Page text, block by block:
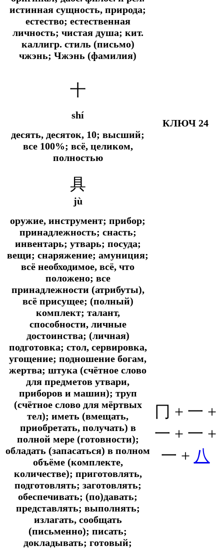
истинная сущность, природа;
естество; естественная
личность; чистая душа; кит.
каллигр. стиль (письмо)
чжэнь; Чжэнь (фамилия)
十
shí
десять, десяток, 10; высший;
все 100%; всё, целиком,
полностью
КЛЮЧ 24
具
jù
оружие, инструмент; прибор;
принадлежность; снасть;
инвентарь; утварь; посуда;
вещи; снаряжение; амуниция;
всё необходимое, всё, что
положено; все
принадлежности (атрибуты),
всё присущее; (полный)
комплект; талант,
способности, личные
достоинства; (личная)
подготовка; стол, сервировка,
угощение; подношение богам,
жертва; штука (счётное слово
для предметов утвари,
приборов и машин); труп
(счётное слово для мёртвых
тел); иметь (вмещать,
приобретать, получать) в
полной мере (готовности);
обладать (запасаться) в полном
объёме (комплекте,
количестве); приготовлять,
подготовлять; заготовлять;
обеспечивать; (по)давать;
представлять; выполнять;
излагать, сообщать
(письменно); писать;
докладывать; готовый;
冂 + 一 +
一 + 一 +
一 + 八